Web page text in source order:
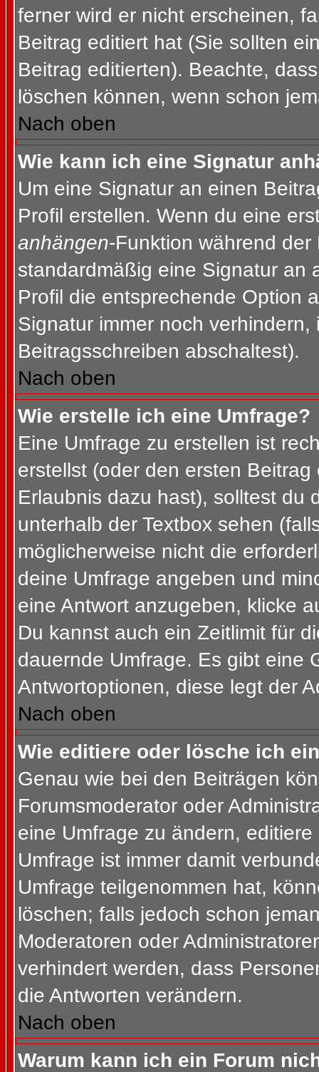
ferner wird er nicht erscheinen,
Beitrag editiert hat (Sie sollten
Beitrag editierten). Beachte,
löschen können, wenn schon
Nach oben
Wie kann ich eine Signatur
Um eine Signatur an einen
Profil erstellen. Wenn du eine
anhängen-Funktion während
standardmäßig eine Signatur an
Profil die entsprechende Option
Signatur immer noch
Beitragsschreiben abschaltest).
Nach oben
Wie erstelle ich eine Umfrage?
Eine Umfrage zu erstellen ist
erstellst (oder den ersten
Erlaubnis dazu hast), solltest du
unterhalb der Textbox sehen
möglicherweise nicht die
deine Umfrage angeben und
eine Antwort anzugeben, klicke
Du kannst auch ein Zeitlimit für
dauernde Umfrage. Es gibt eine
Antwortoptionen, diese legt der
Nach oben
Wie editiere oder lösche ich
Genau wie bei den Beiträgen
Forumsmoderator oder
eine Umfrage zu ändern,
Umfrage ist immer damit
Umfrage teilgenommen hat,
löschen; falls jedoch schon
Moderatoren oder
verhindert werden, dass
die Antworten verändern.
Nach oben
Warum kann ich ein Forum